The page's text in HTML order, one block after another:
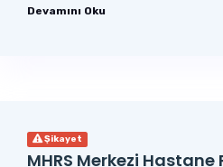
Devamını Oku
Şikayet
MHRS Merkezi